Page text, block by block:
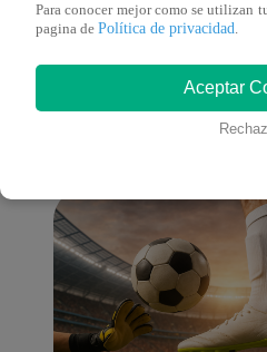
También
interesar
Para conocer mejor como se utilizan
pagina de Política de privacidad
Aceptar